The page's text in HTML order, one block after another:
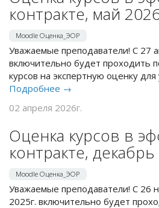
Moodle Оценка_ЭОР
Уважаемые преподаватели! С 27
включительно будет проходить
курсов на экспертную оценку для
Подробнее →
02 апреля 2026г.
Оценка курсов в
контракте, декабрь
Moodle Оценка_ЭОР
Уважаемые преподаватели! С 26
2025г. включительно будет
электронных курсов на
Подробнее →